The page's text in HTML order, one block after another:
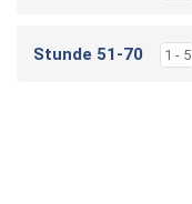
Stunde 51-70 1 - 5